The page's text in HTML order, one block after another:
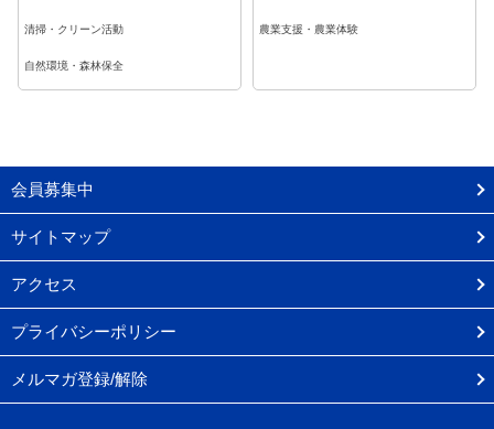
清掃・クリーン活動
自然環境・森林保全
農業支援・農業体験
会員募集中
サイトマップ
アクセス
プライバシーポリシー
メルマガ登録/解除